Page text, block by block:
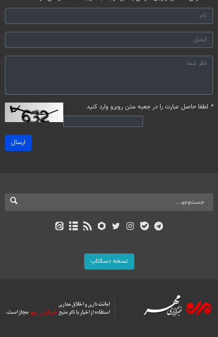
* لطفا حاصل عبارت را در جعبه متن روبرو وارد کنید
ارسال
نسخه دسکتاپ